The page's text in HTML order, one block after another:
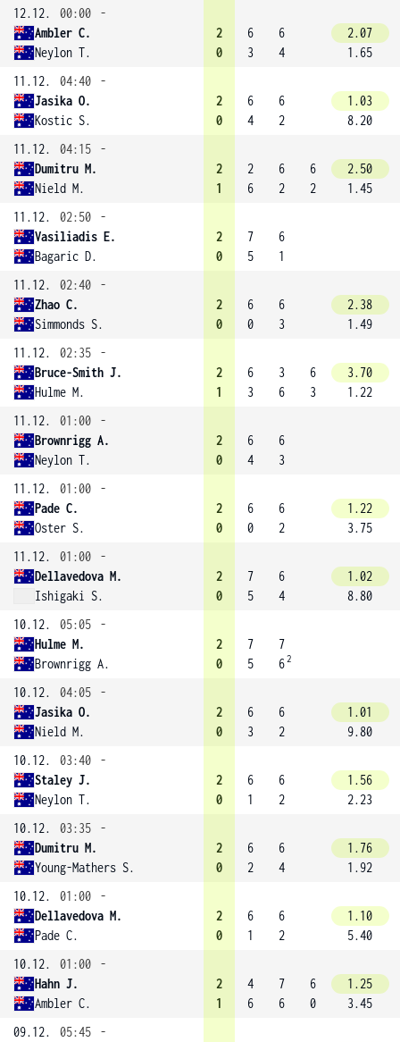
12.12.
00:00
-
Ambler C.
Neylon T.
2
0
6
3
6
4
2.07
1.65
11.12.
04:40
-
Jasika O.
Kostic S.
2
0
6
4
6
2
1.03
8.20
11.12.
04:15
-
Dumitru M.
Nield M.
2
1
2
6
6
2
6
2
2.50
1.45
11.12.
02:50
-
Vasiliadis E.
Bagaric D.
2
0
7
5
6
1
11.12.
02:40
-
Zhao C.
Simmonds S.
2
0
6
0
6
3
2.38
1.49
11.12.
02:35
-
Bruce-Smith J.
Hulme M.
2
1
6
3
3
6
6
3
3.70
1.22
11.12.
01:00
-
Brownrigg A.
Neylon T.
2
0
6
4
6
3
11.12.
01:00
-
Pade C.
Oster S.
2
0
6
0
6
2
1.22
3.75
11.12.
01:00
-
Dellavedova M.
Ishigaki S.
2
0
7
5
6
4
1.02
8.80
10.12.
05:05
-
Hulme M.
Brownrigg A.
2
0
7
5
7
62
10.12. 04:05
-
Jasika O.
Nield M.
2
0
6
3
6
2
1.01
9.80
10.12.
03:40
-
Staley J.
Neylon T.
2
0
6
1
6
2
1.56
2.23
10.12.
03:35
-
Dumitru M.
Young-Mathers S.
2
0
6
2
6
4
1.76
1.92
10.12.
01:00
-
Dellavedova M.
Pade C.
2
0
6
1
6
2
1.10
5.40
10.12.
01:00
-
Hahn J.
Ambler C.
2
1
4
6
7
6
6
0
1.25
3.45
09.12.
05:45
-